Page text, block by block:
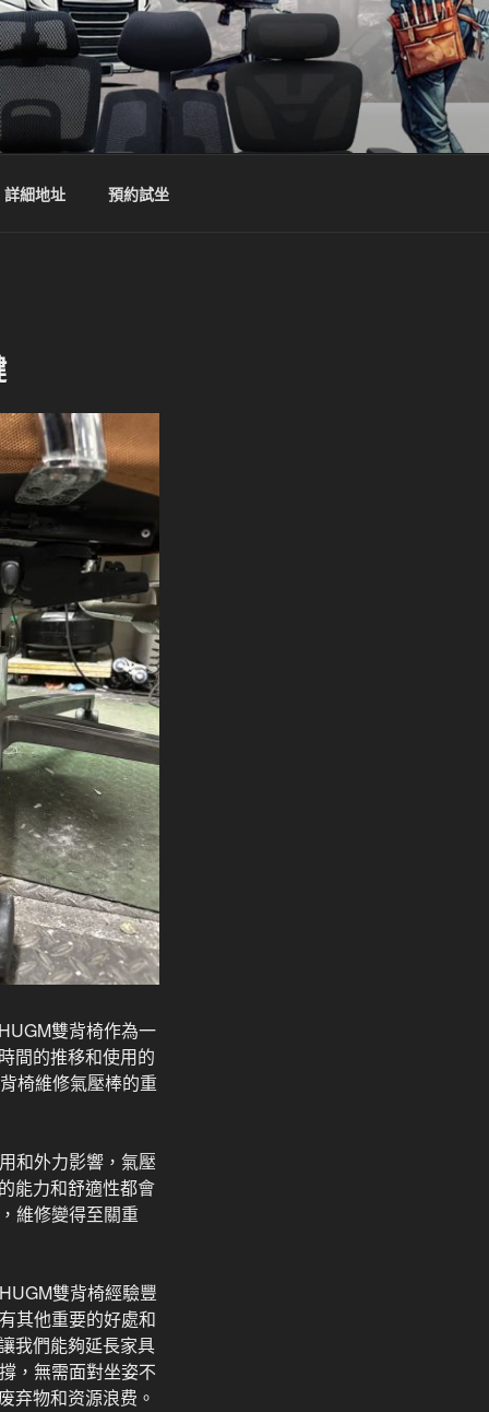
詳細地址 預約試坐
雙背椅作為一
間的推移和使用的
椅維修氣壓棒的重
和外力影響，氣壓
能力和舒適性都會
維修變得至關重
雙背椅經驗豐
其他重要的好處和
我們能夠延長家具
，無需面對坐姿不
弃物和资源浪费。